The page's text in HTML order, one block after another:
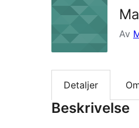
Av
Detaljer
Beskrivelse